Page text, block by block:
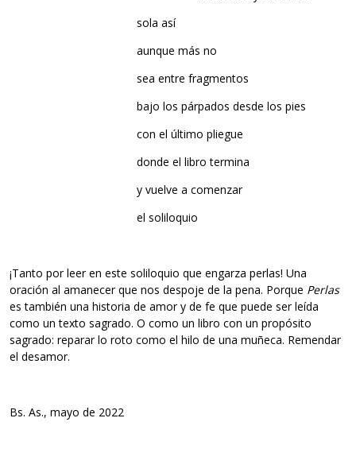
sola así
aunque más no
sea entre fragmentos
bajo los párpados desde los pies
con el último pliegue
donde el libro termina
y vuelve a comenzar
el soliloquio
¡Tanto por leer en este soliloquio que engarza perlas! Una
oración al amanecer que nos despoje de la pena. Porque Perlas
es también una historia de amor y de fe que puede ser leída
como un texto sagrado. O como un libro con un propósito
sagrado: reparar lo roto como el hilo de una muñeca. Remendar
el desamor.
Bs. As., mayo de 2022